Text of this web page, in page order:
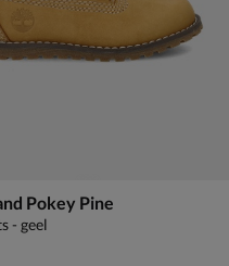
Pokey Pine
- geel